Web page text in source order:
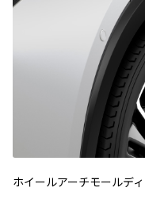
ホイールアーチモールデ